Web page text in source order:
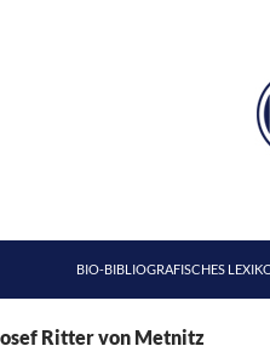
BIO-BIBLIOGRAFISCHES
Ritter von Metnitz